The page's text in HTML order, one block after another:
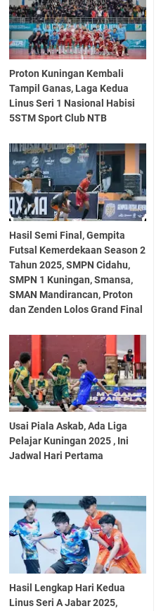
Proton Kuningan Kembali
Tampil Ganas, Laga Kedua
Linus Seri 1 Nasional Habisi
5STM Sport Club NTB
Hasil Semi Final, Gempita
Futsal Kemerdekaan Season 2
Tahun 2025, SMPN Cidahu,
SMPN 1 Kuningan, Smansa,
SMAN Mandirancan, Proton
dan Zenden Lolos Grand Final
Usai Piala Askab, Ada Liga
Pelajar Kuningan 2025 , Ini
Jadwal Hari Pertama
Hasil Lengkap Hari Kedua
Linus Seri A Jabar 2025,